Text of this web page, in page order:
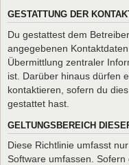
GESTATTUNG DER
Du gestattest dem
angegebenen
Übermittlung zentraler
ist. Darüber hinaus dürfen
kontaktieren, sofern du
gestattet hast.
GELTUNGSBEREICH
Diese Richtlinie umfasst
Software umfassen.